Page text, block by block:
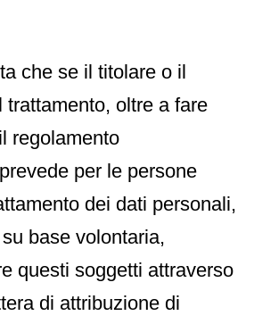
che se il titolare o il
trattamento, oltre a fare
regolamento
per le persone
dei dati personali,
base volontaria,
questi soggetti attraverso
di attribuzione di